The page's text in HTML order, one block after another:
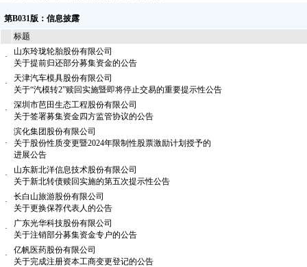
第B031版：信息披露
标题
·
山东玲珑轮胎股份有限公司
关于提前归还部分募集资金的公告
·
天津汽车模具股份有限公司
关于“汽模转2”赎回实施暨即将停止交易的重要提示性公告
·
深圳市芭田生态工程股份有限公司
关于签署募集资金四方监管协议的公告
·
滨化集团股份有限公司
关于股份性质变更暨2024年限制性股票激励计划授予的
进展公告
·
山东新北洋信息技术股份有限公司
关于新北转债赎回实施的第五次提示性公告
·
长白山旅游股份有限公司
关于更换保荐代表人的公告
·
广东光华科技股份有限公司
关于注销部分募集资金专户的公告
·
亿帆医药股份有限公司
关于完成注册资本工商变更登记的公告